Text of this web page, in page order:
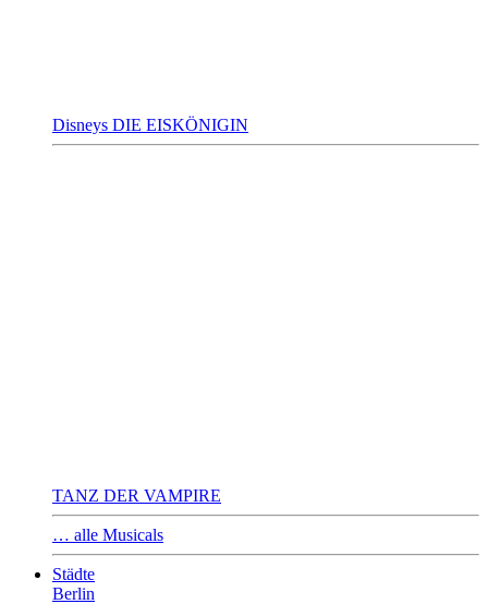
Disneys DIE EISKÖNIGIN
TANZ DER VAMPIRE
… alle Musicals
Städte
Berlin